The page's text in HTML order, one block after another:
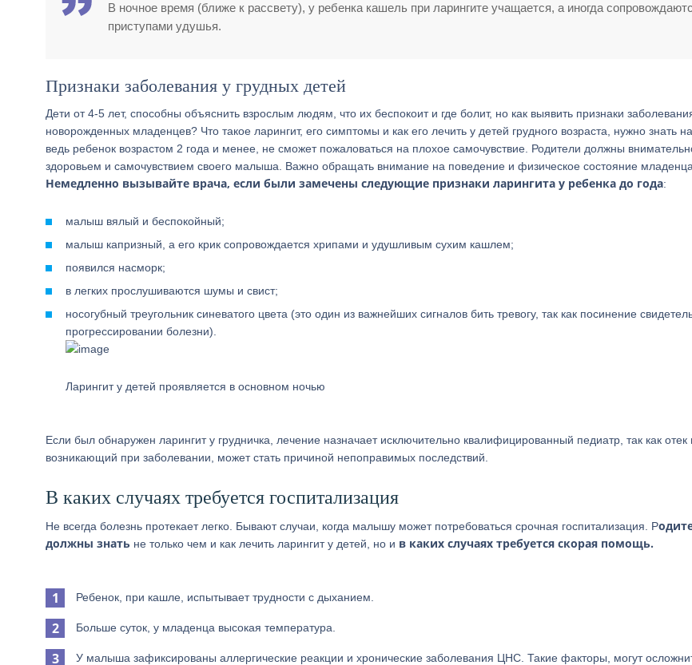
В ночное время (ближе к рассвету), у ребенка кашель при ларингите учащается, а иногда
приступами удушья.
Признаки заболевания у грудных детей
Дети от 4-5 лет, способны объяснить взрослым людям, что их беспокоит и где болит, но как выявить признаки
новорожденных младенцев? Что такое ларингит, его симптомы и как его лечить у детей грудного возраста, нужно знать
ведь ребенок возрастом 2 года и менее, не сможет пожаловаться на плохое самочувствие. Родители должны
здоровьем и самочувствием своего малыша. Важно обращать внимание на поведение и физическое состояние младенца.
Немедленно вызывайте врача, если были замечены следующие признаки ларингита у ребенка до года:
малыш вялый и беспокойный;
малыш капризный, а его крик сопровождается хрипами и удушливым сухим кашлем;
появился насморк;
в легких прослушиваются шумы и свист;
носогубный треугольник синеватого цвета (это один из важнейших сигналов бить тревогу, так как посинение
прогрессировании болезни).
Ларингит у детей проявляется в основном ночью
Если был обнаружен ларингит у грудничка, лечение назначает исключительно квалифицированный педиатр, так как отек
возникающий при заболевании, может стать причиной непоправимых последствий.
В каких случаях требуется госпитализация
Не всегда болезнь протекает легко. Бывают случаи, когда малышу может потребоваться срочная госпитализация. Р
должны знать не только чем и как лечить ларингит у детей, но и в каких случаях требуется скорая помощь.
Ребенок, при кашле, испытывает трудности с дыханием.
Больше суток, у младенца высокая температура.
У малыша зафиксированы аллергические реакции и хронические заболевания ЦНС. Такие факторы, могут